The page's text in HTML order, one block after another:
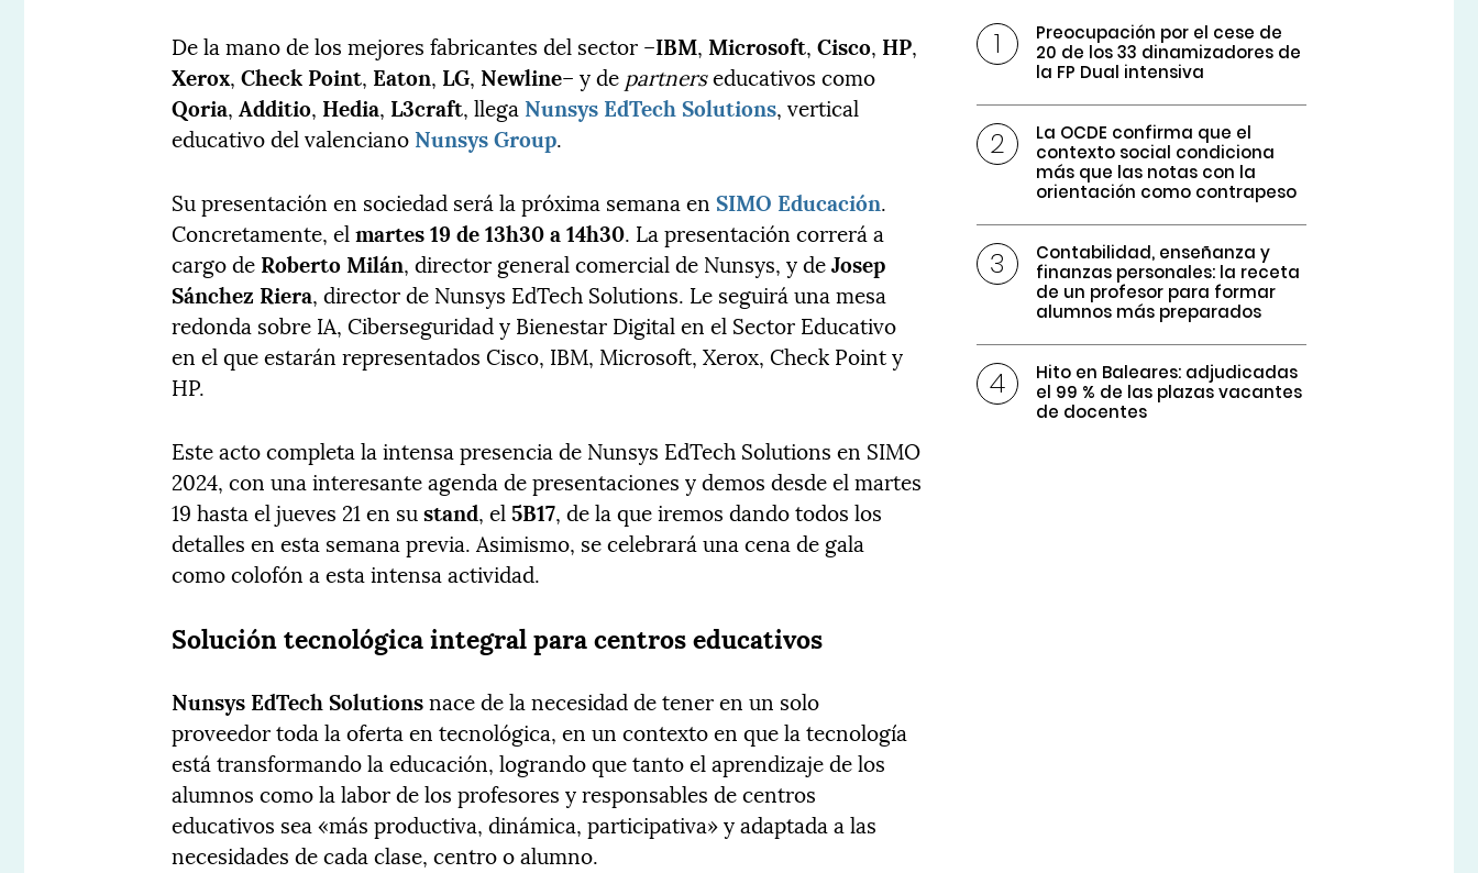
De la mano de los mejores fabricantes del sector –IBM, Microsoft,Cisco, HP,
Xerox,Check Point, Eaton, LG, Newline– y de partnerseducativos como
Qoria,Additio, Hedia, L3craft, llega Nunsys EdTech Solutions, vertical
educativo del valenciano Nunsys Group.
Su presentación en sociedad será la próxima semana enSIMO Educación.
Concretamente, elmartes 19 de 13h30 a 14h30. La presentación correrá a
cargo de Roberto Milán, director general comercial de Nunsys, y deJosep
Sánchez Riera, director de Nunsys EdTech Solutions. Le seguirá una mesa
redonda sobre IA, Ciberseguridad y Bienestar Digital en el Sector Educativo
en el que estarán representados Cisco, IBM, Microsoft, Xerox, Check Point y
HP.
Este acto completa la intensa presencia de Nunsys EdTech Solutions en SIMO
2024, con una interesante agenda de presentaciones y demos desde el martes
19 hasta el jueves 21 en sustand, el5B17, de la que iremos dando todos los
detalles en esta semana previa. Asimismo, se celebrará una cena de gala
como colofón a esta intensa actividad.
Solución tecnológica integral para centros educativos
Nunsys EdTech Solutionsnace de la necesidad de tener en un solo
proveedor toda la oferta en tecnológica, en un contexto en que la tecnología
está transformando la educación, logrando que tanto el aprendizaje de los
alumnos como la labor de los profesores y responsables de centros
educativos sea «más productiva, dinámica, participativa» y adaptada a las
necesidades de cada clase, centro o alumno.
Preocupación por el cese de
20 de los 33 dinamizadores de
la FP Dual intensiva
La OCDE confirma que el
contexto social condiciona
más que las notas con la
orientación como contrapeso
Contabilidad, enseñanza y
finanzas personales: la receta
de un profesor para formar
alumnos más preparados
Hito en Baleares: adjudicadas
el 99 % de las plazas vacantes
de docentes